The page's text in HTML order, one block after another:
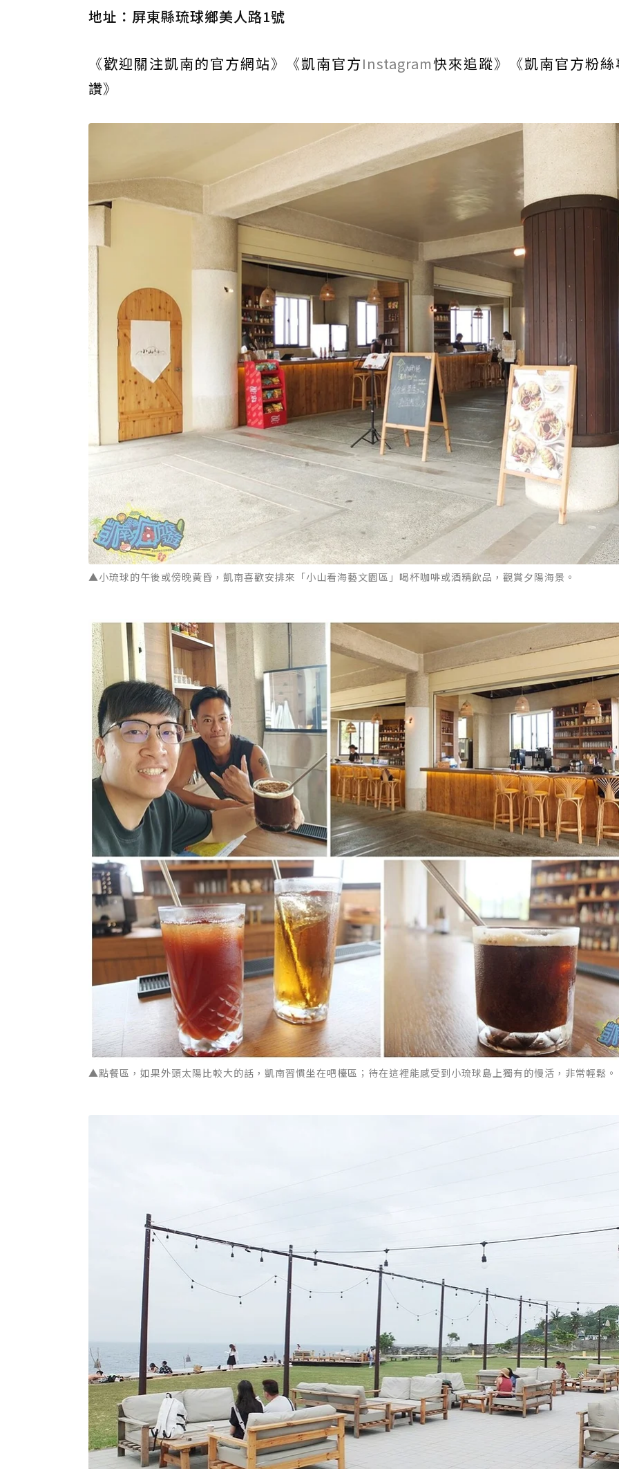
地址：屏東縣琉球鄉美人路1號
《歡迎關注凱南的官方網站》《凱南官方Instagram快來追蹤》《凱南官方粉
讚》
▲小琉球的午後或傍晚黃昏，凱南喜歡安排來「小山看海藝文園區」喝杯咖啡或酒精飲品，觀賞夕陽海景。
▲點餐區，如果外頭太陽比較大的話，凱南習慣坐在吧檯區；待在這裡能感受到小琉球島上獨有的慢活，非常輕鬆。